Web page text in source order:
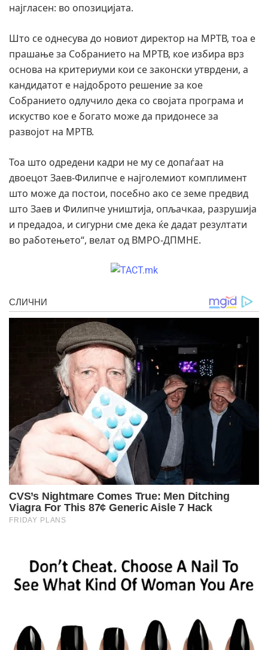
најгласен: во опозицијата.
Што се однесува до новиот директор на МРТВ, тоа е
прашање за Собранието на МРТВ, кое избира врз
основа на критериуми кои се законски утврдени, а
кандидатот е најдоброто решение за кое
Собранието одлучило дека со својата програма и
искуство кое е богато може да придонесе за
развојот на МРТВ.
Тоа што одредени кадри не му се допаѓаат на
двоецот Заев-Филипче е најголемиот комплимент
што може да постои, посебно ако се земе предвид
што Заев и Филипче уништија, опљачкаа, разрушија
и предадоа, и сигурни сме дека ќе дадат резултати
во работењето“, велат од ВМРО-ДПМНЕ.